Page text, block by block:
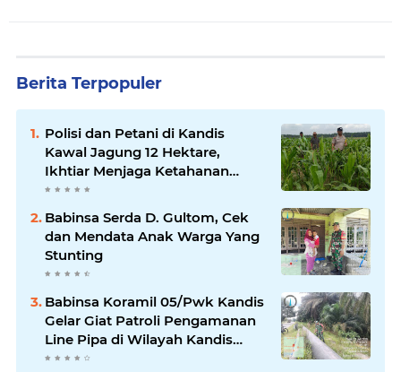
Berita Terpopuler
Polisi dan Petani di Kandis
Kawal Jagung 12 Hektare,
Ikhtiar Menjaga Ketahanan
Pangan
Babinsa Serda D. Gultom, Cek
dan Mendata Anak Warga Yang
Stunting
Babinsa Koramil 05/Pwk Kandis
Gelar Giat Patroli Pengamanan
Line Pipa di Wilayah Kandis
Kandis